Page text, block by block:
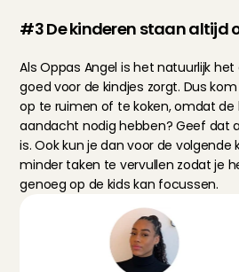
#3 De kinderen staan altijd
Als Oppas Angel is het natuurlijk
goed voor de kindjes zorgt. Dus
op te ruimen of te koken, omdat de
aandacht nodig hebben? Geef dat
is. Ook kun je dan voor de
minder taken te vervullen zodat je
genoeg op de kids kan focussen.